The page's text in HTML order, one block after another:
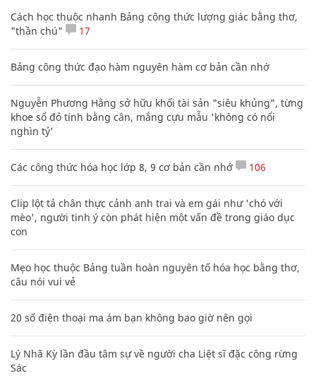
Cách học thuộc nhanh Bảng công thức lượng giác bằng thơ,
"thần chú"
17
Bảng công thức đạo hàm nguyên hàm cơ bản cần nhớ
Nguyễn Phương Hằng sở hữu khối tài sản "siêu khủng", từng
khoe sổ đỏ tính bằng cân, mắng cựu mẫu 'không có nổi
nghìn tỷ'
Các công thức hóa học lớp 8, 9 cơ bản cần nhớ 106
Clip lột tả chân thực cảnh anh trai và em gái như 'chó với
mèo', người tinh ý còn phát hiện một vấn đề trong giáo dục
con
Mẹo học thuộc Bảng tuần hoàn nguyên tố hóa học bằng thơ,
câu nói vui vẻ
20 số điện thoại ma ám bạn không bao giờ nên gọi
Lý Nhã Kỳ lần đầu tâm sự về người cha Liệt sĩ đặc công rừng
Sác